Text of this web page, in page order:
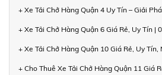
+ Xe Tải Chở Hàng Quận 4 Uy Tín – Giải
+ Xe Tải Chở Hàng Quận 6 Giá Rẻ, Uy Tín |
+ Xe Tải Chở Hàng Quận 10 Giá Rẻ, Uy Tín,
+ Cho Thuê Xe Tải Chở Hàng Quận 11 Giá